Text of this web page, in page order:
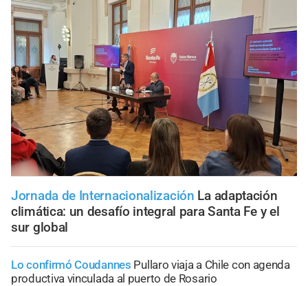
Jornada de Internacionalización La adaptación
climática: un desafío integral para Santa Fe y el
sur global
Lo confirmó Coudannes Pullaro viaja a Chile con agenda
productiva vinculada al puerto de Rosario